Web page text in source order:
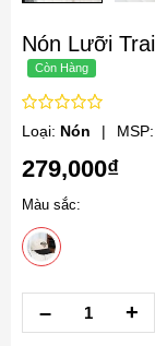
Nón Lưỡi
Loại: Nón | MSP:
279,000₫
Màu sắc: